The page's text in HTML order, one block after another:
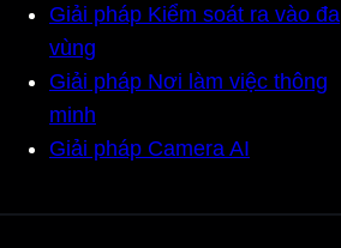
Giải pháp Kiểm soát ra vào đa
vùng
Giải pháp Nơi làm việc thông
minh
Giải pháp Camera AI